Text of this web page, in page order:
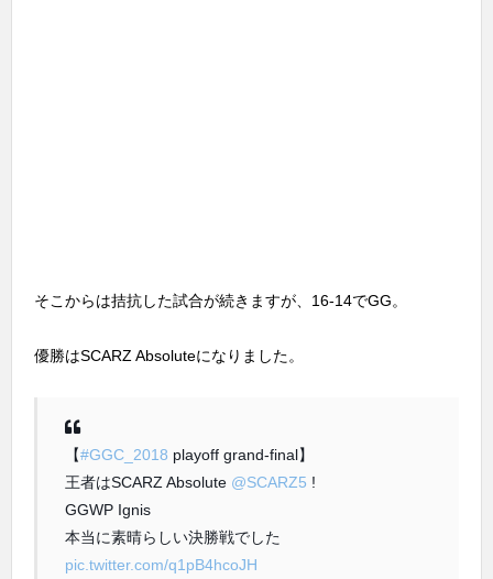
そこからは拮抗した試合が続きますが、16-14でGG。
優勝はSCARZ Absoluteになりました。
【#GGC_2018 playoff grand-final】
王者はSCARZ Absolute @SCARZ5 !
GGWP Ignis
本当に素晴らしい決勝戦でした
pic.twitter.com/q1pB4hcoJH